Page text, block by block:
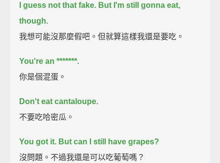
I guess not that fake. But I'm still gonna eat,
though.
我想可能沒那麼假吧。但就算這樣我還是要吃。
You're an *******.
你是個混蛋。
Don't eat cantaloupe.
不要吃哈密瓜。
You got it. But can I still have grapes?
沒問題。不過我還是可以吃葡萄嗎？